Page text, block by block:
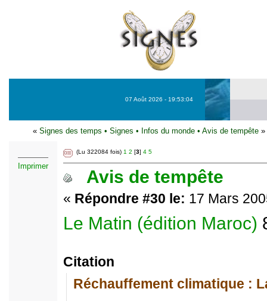
07 Août 2026 - 19:53:04
« Signes des temps • Signes • Infos du monde • Avis de tempête »
Imprimer
(Lu 322084 fois) 1 2 [3] 4 5
Avis de tempête
« Répondre #30 le: 17 Mars
Le Matin (édition Maroc)
Citation
Réchauffement climatique :